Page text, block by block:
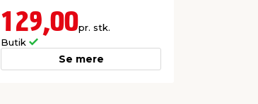
129,00pr. stk.
Butik
Se mere